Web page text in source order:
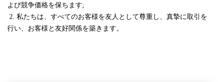
よび競争価格を保ちます;
2. 私たちは、すべてのお客様を友人として尊重し、真摯に取引を
行い、お客様と友好関係を築きます。